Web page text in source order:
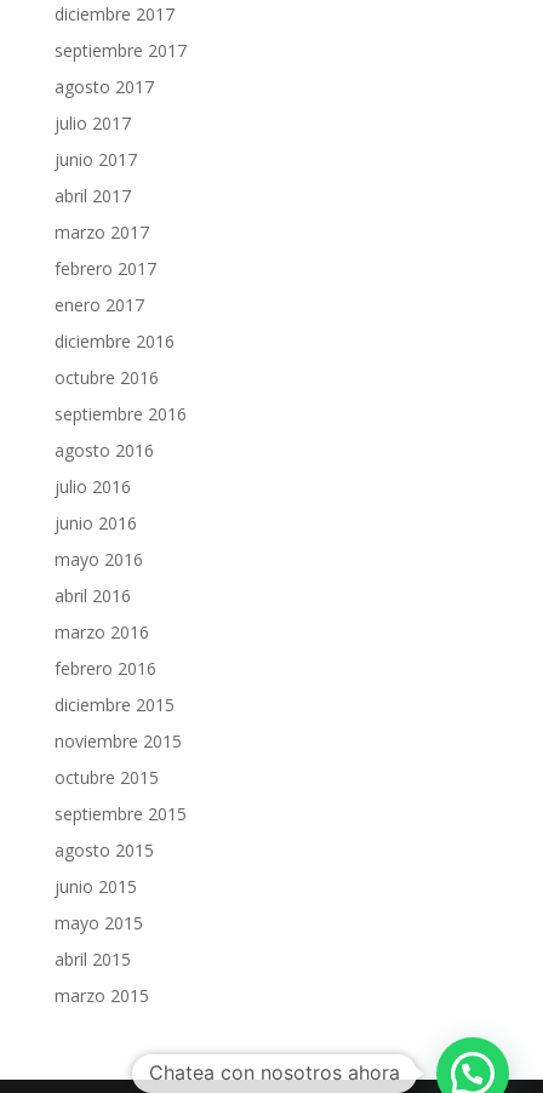
diciembre 2017
septiembre 2017
agosto 2017
julio 2017
junio 2017
abril 2017
marzo 2017
febrero 2017
enero 2017
diciembre 2016
octubre 2016
septiembre 2016
agosto 2016
julio 2016
junio 2016
mayo 2016
abril 2016
marzo 2016
febrero 2016
diciembre 2015
noviembre 2015
octubre 2015
septiembre 2015
agosto 2015
junio 2015
mayo 2015
abril 2015
marzo 2015
Chatea con nosotros ahora